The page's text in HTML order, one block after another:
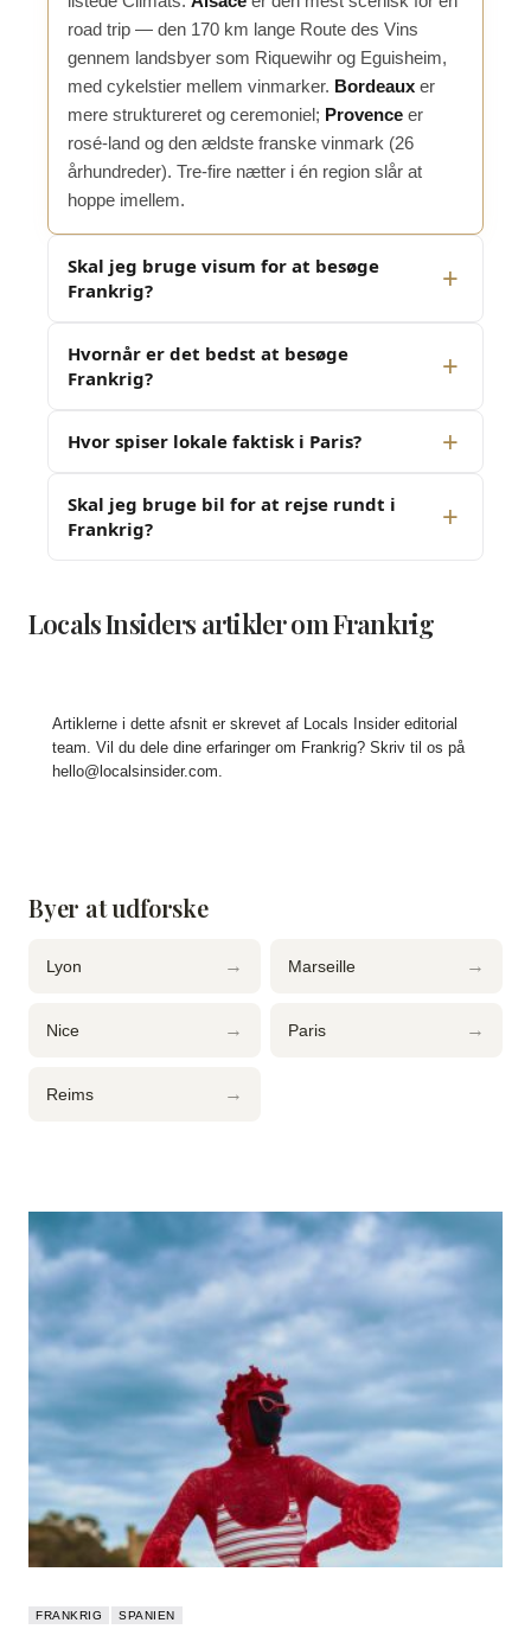
road trip — den 170 km lange Route des Vins
gennem landsbyer som Riquewihr og Eguisheim,
med cykelstier mellem vinmarker. Bordeaux er
mere struktureret og ceremoniel; Provence er
rosé-land og den ældste franske vinmark (26
århundreder). Tre-fire nætter i én region slår at
hoppe imellem.
Skal jeg bruge visum for at besøge
Frankrig?
Hvornår er det bedst at besøge
Frankrig?
Hvor spiser lokale faktisk i Paris?
Skal jeg bruge bil for at rejse rundt i
Frankrig?
Locals Insiders artikler om Frankrig
Artiklerne i dette afsnit er skrevet af Locals Insider editorial
team. Vil du dele dine erfaringer om Frankrig? Skriv til os på
hello@localsinsider.com.
Byer at udforske
Lyon → Marseille →
Nice → Paris →
Reims →
FRANKRIG SPANIEN